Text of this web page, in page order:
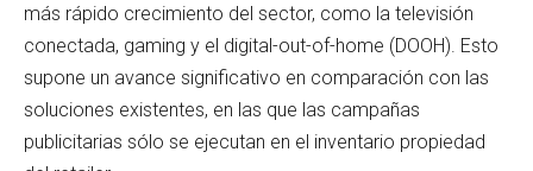
más rápido crecimiento del sector, como la televisión
conectada, gaming y el digital-out-of-home (DOOH). Esto
supone un avance significativo en comparación con las
soluciones existentes, en las que las campañas
publicitarias sólo se ejecutan en el inventario propiedad